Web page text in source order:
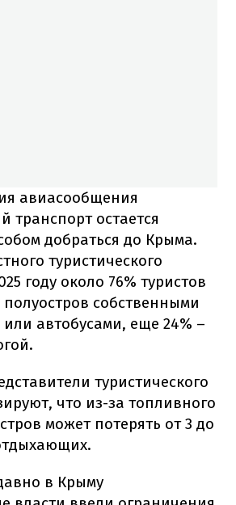
авиасообщения
транспорт остается
добраться до Крыма.
туристического
году около 76% туристов
собственными
автобусами, еще 24% –
туристического
что из-за топливного
может потерять от 3 до
в Крыму